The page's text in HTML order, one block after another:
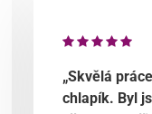
„Skvělá
chlapík. Byl